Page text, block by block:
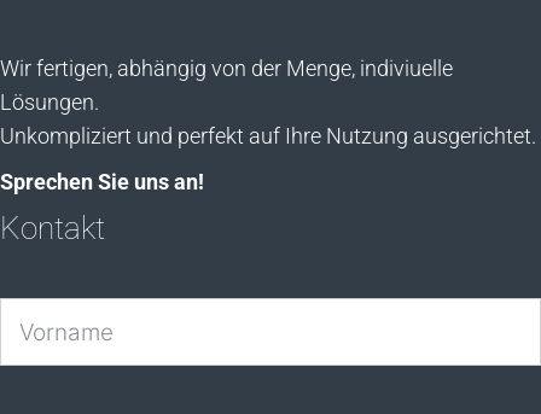
Wir fertigen, abhängig von der Menge, indiviuelle
Lösungen.
Unkompliziert und perfekt auf Ihre Nutzung ausgerichtet.
Sprechen Sie uns an!
Kontakt